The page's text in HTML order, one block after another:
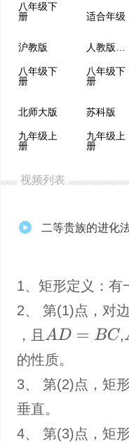
八年级下
册
适合年级
沪教版
八年级下
册
八年级下
册
北师大版
九年级上
册
苏科版
九年级上
册
视频列表
二等贵族的进化
1、矩形定义：有
2、 第(1)点，对
，且 AD =BC ,
的性质。
3、 第(2)点，矩
垂直。
4、 第(3)点，矩